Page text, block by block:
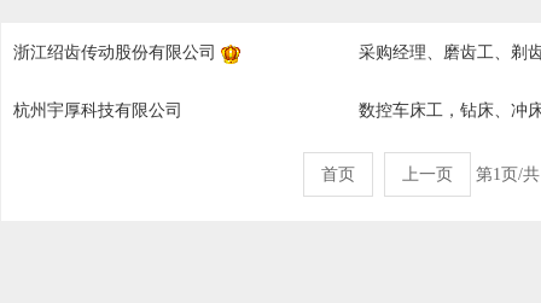
浙江绍齿传动股份有限公司 采购经理、磨齿工、剃
杭州宇厚科技有限公司 数控车床工，钻床、冲
首页 上一页 第1页/